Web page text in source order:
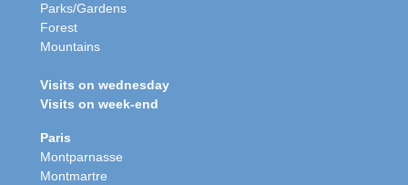
Parks/Gardens
Forest
Mountains
Visits on wednesday
Visits on week-end
Paris
Montparnasse
Montmartre